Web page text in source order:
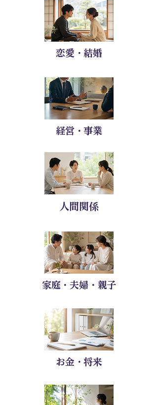
恋愛・結婚
経営・事業
人間関係
家庭・夫婦・親子
お金・将来